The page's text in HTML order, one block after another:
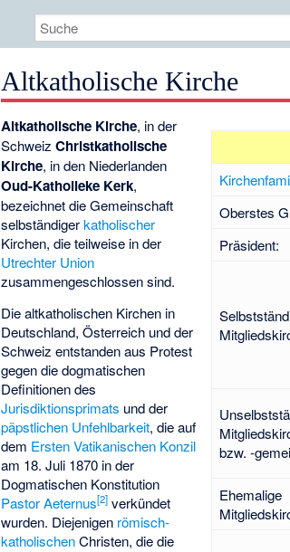
Altkatholische Kirche
Oberstes
Präsident:
bzw. -
Ehemalige
Altkatholische Kirche, in der
SchweizChristkatholische
Kirche, in den Niederlanden
Oud-Katholieke Kerk,
bezeichnet die Gemeinschaft
selbständigerkatholischer
Kirchen, die teilweise in der
Utrechter Union
zusammengeschlossen sind.
Die altkatholischen Kirchen in
Deutschland, Österreich und der
Schweiz entstanden aus Protest
gegen die dogmatischen
Definitionen des
Jurisdiktionsprimats und der
päpstlichen Unfehlbarkeit, die auf
dem Ersten Vatikanischen Konzil
am 18. Juli 1870 in der
Dogmatischen Konstitution
Pastor Aeternus[2] verkündet
wurden. Diejenigen römisch-
katholischenChristen, die die